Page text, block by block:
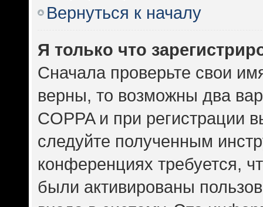
Вернуться к началу
Я только что
Сначала проверьте свои
верны, то возможны два
COPPA и при регистрации
следуйте полученным
конференциях требуется,
были активированы